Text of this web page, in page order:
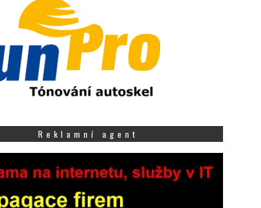
Reklamní agent